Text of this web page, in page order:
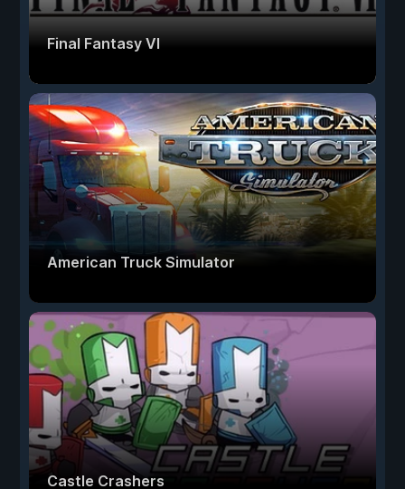
Final Fantasy VI
American Truck Simulator
Castle Crashers